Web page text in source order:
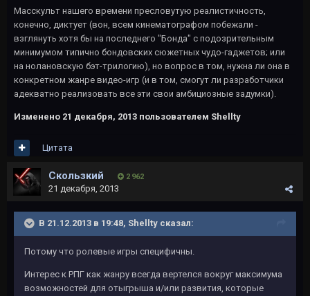
Масскульт нашего времени пресловутую реалистичность,
конечно, диктует (вон, всем кинематографом побежали -
взглянуть хотя бы на последнего "Бонда" с подозрительным
минимумом типично бондовских сюжетных чудо-гаджетов; или
на нолановскую бэт-трилогию), но вопрос в том, нужна ли она в
конкретном жанре видео-игр (и в том, смогут ли разработчики
адекватно реализовать все эти свои амбициозные задумки).
Изменено 21 декабря, 2013 пользователем Shellty
Цитата
Скользкий 2 962
21 декабря, 2013
В 21.12.2013 в 19:48, Shellty сказал:
Потому что ролевые игры специфичны.
Интерес к РПГ как жанру всегда вертелся вокруг максимума
возможностей для отыгрыша и/или развития, которые